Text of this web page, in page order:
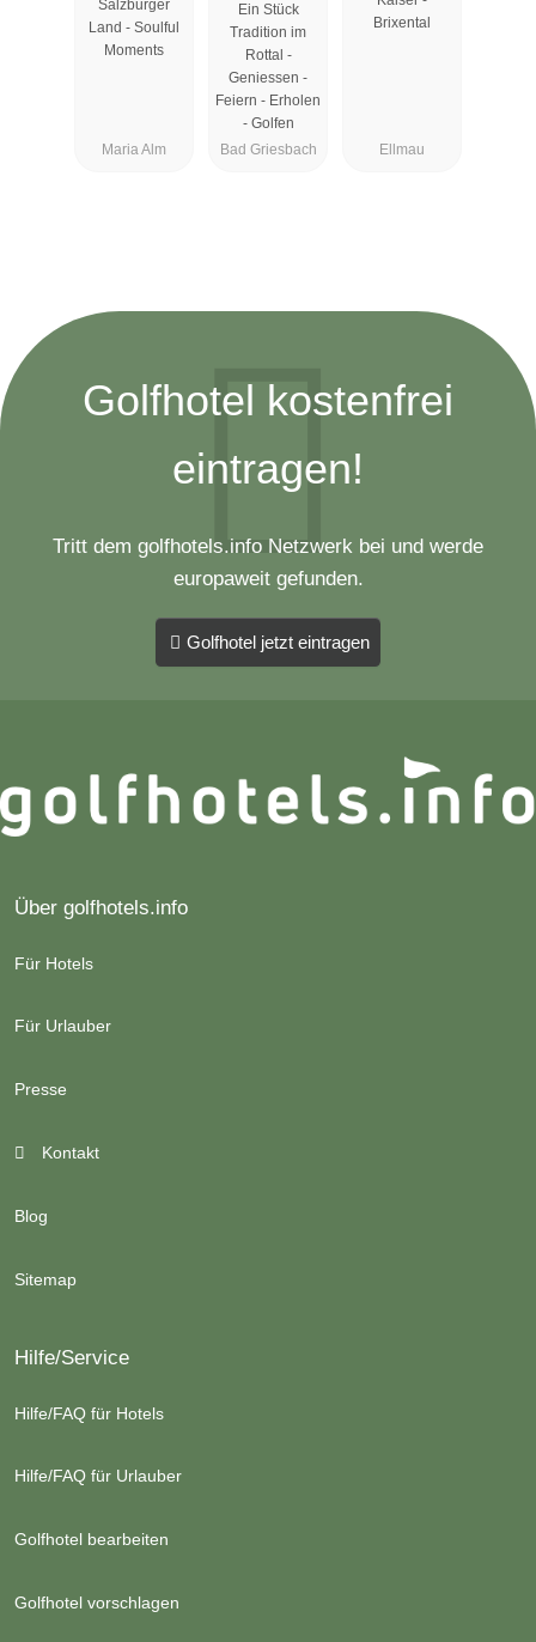
Resort
Salzburger
Land - Soulful
Moments
Maria Alm
Ein Stück
Tradition im
Rottal -
Geniessen -
Feiern - Erholen
- Golfen
Bad Griesbach
Brixental
Ellmau
Golfhotel kostenfrei
eintragen!
Tritt dem golfhotels.info Netzwerk bei und werde
europaweit gefunden.
Golfhotel jetzt eintragen
Über golfhotels.info
Für Hotels
Für Urlauber
Presse
Kontakt
Blog
Sitemap
Hilfe/Service
Hilfe/FAQ für Hotels
Hilfe/FAQ für Urlauber
Golfhotel bearbeiten
Golfhotel vorschlagen